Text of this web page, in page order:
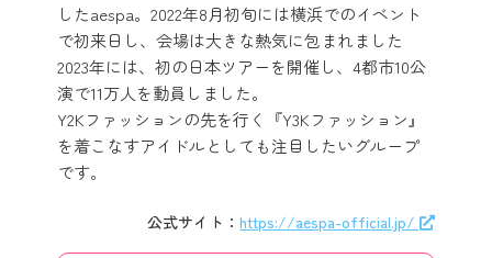
したaespa。2022年8月初旬には横浜でのイベント
で初来日し、会場は大きな熱気に包まれました
2023年には、初の日本ツアーを開催し、4都市10公
演で11万人を動員しました。
Y2Kファッションの先を行く『Y3Kファッション』
を着こなすアイドルとしても注目したいグループ
です。
公式サイト：https://aespa-official.jp/